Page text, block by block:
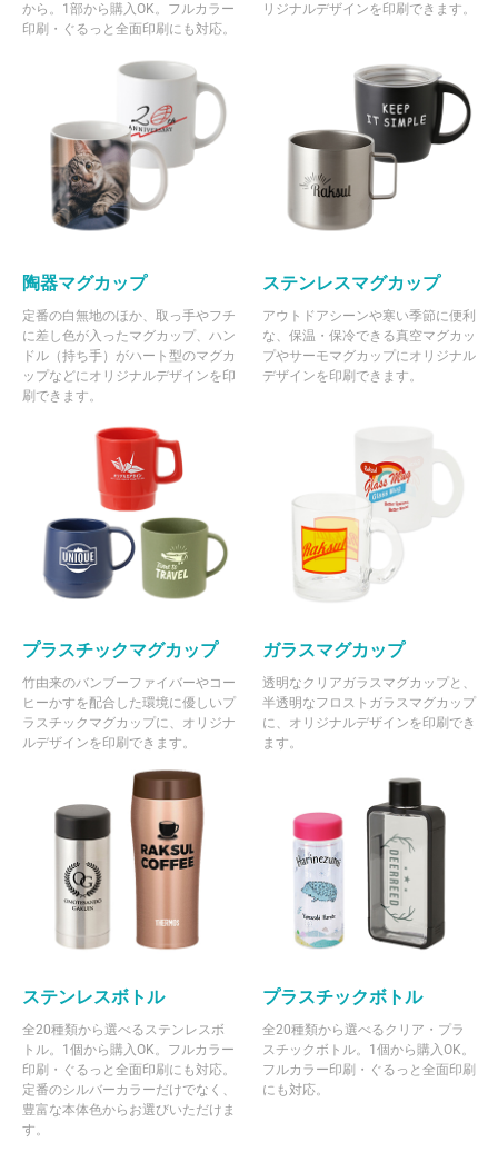
から。1部から購入OK。フルカラー
印刷・ぐるっと全面印刷にも対応。
リジナルデザインを印刷できます。
陶器マグカップ
定番の白無地のほか、取っ手やフチ
に差し色が入ったマグカップ、ハン
ドル（持ち手）がハート型のマグカ
ップなどにオリジナルデザインを印
刷できます。
ステンレスマグカップ
アウトドアシーンや寒い季節に便利
な、保温・保冷できる真空マグカッ
プやサーモマグカップにオリジナル
デザインを印刷できます。
プラスチックマグカップ
竹由来のバンブーファイバーやコー
ヒーかすを配合した環境に優しいプ
ラスチックマグカップに、オリジナ
ルデザインを印刷できます。
ガラスマグカップ
透明なクリアガラスマグカップと、
半透明なフロストガラスマグカップ
に、オリジナルデザインを印刷でき
ます。
ステンレスボトル
全20種類から選べるステンレスボ
トル。1個から購入OK。フルカラー
印刷・ぐるっと全面印刷にも対応。
定番のシルバーカラーだけでなく、
豊富な本体色からお選びいただけま
す。
プラスチックボトル
全20種類から選べるクリア・プラ
スチックボトル。1個から購入OK。
フルカラー印刷・ぐるっと全面印刷
にも対応。